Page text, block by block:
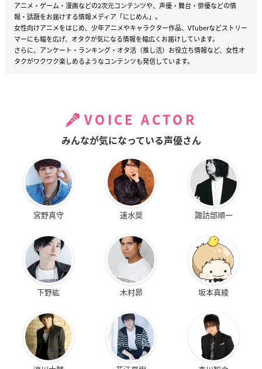
アニメ・ゲーム・漫画などの2次元コンテンツや、声優・舞台・俳優などの情
報・話題をお届けする情報メディア「にじめん」。
女性向けアニメをはじめ、少年アニメやキャラクター作品、VTuberなどストリー
マーにも幅を広げ、オタクが気になる情報を幅広くお届けしています。
さらに、アンケート・ランキング・オタ活（推し活）お役立ち情報など、女性オ
タクがワクワク楽しめるようなコンテンツも発信しています。
VOICE ACTOR
みんなが気になっている声優さん
宮野真守 速水奨 諏訪部順一
下野紘 木村昴 坂本真綾